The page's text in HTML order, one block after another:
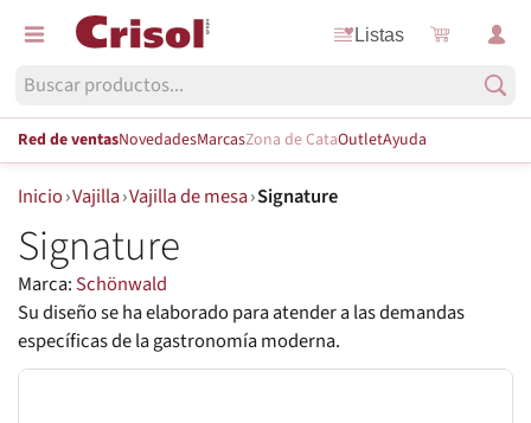
Listas
Red de ventasNovedadesMarcasZona de CataOutletAyuda
Inicio›Vajilla›Vajilla de mesa›Signature
Signature
Marca: Schönwald
Su diseño se ha elaborado para atender a las demandas
específicas de la gastronomía moderna.